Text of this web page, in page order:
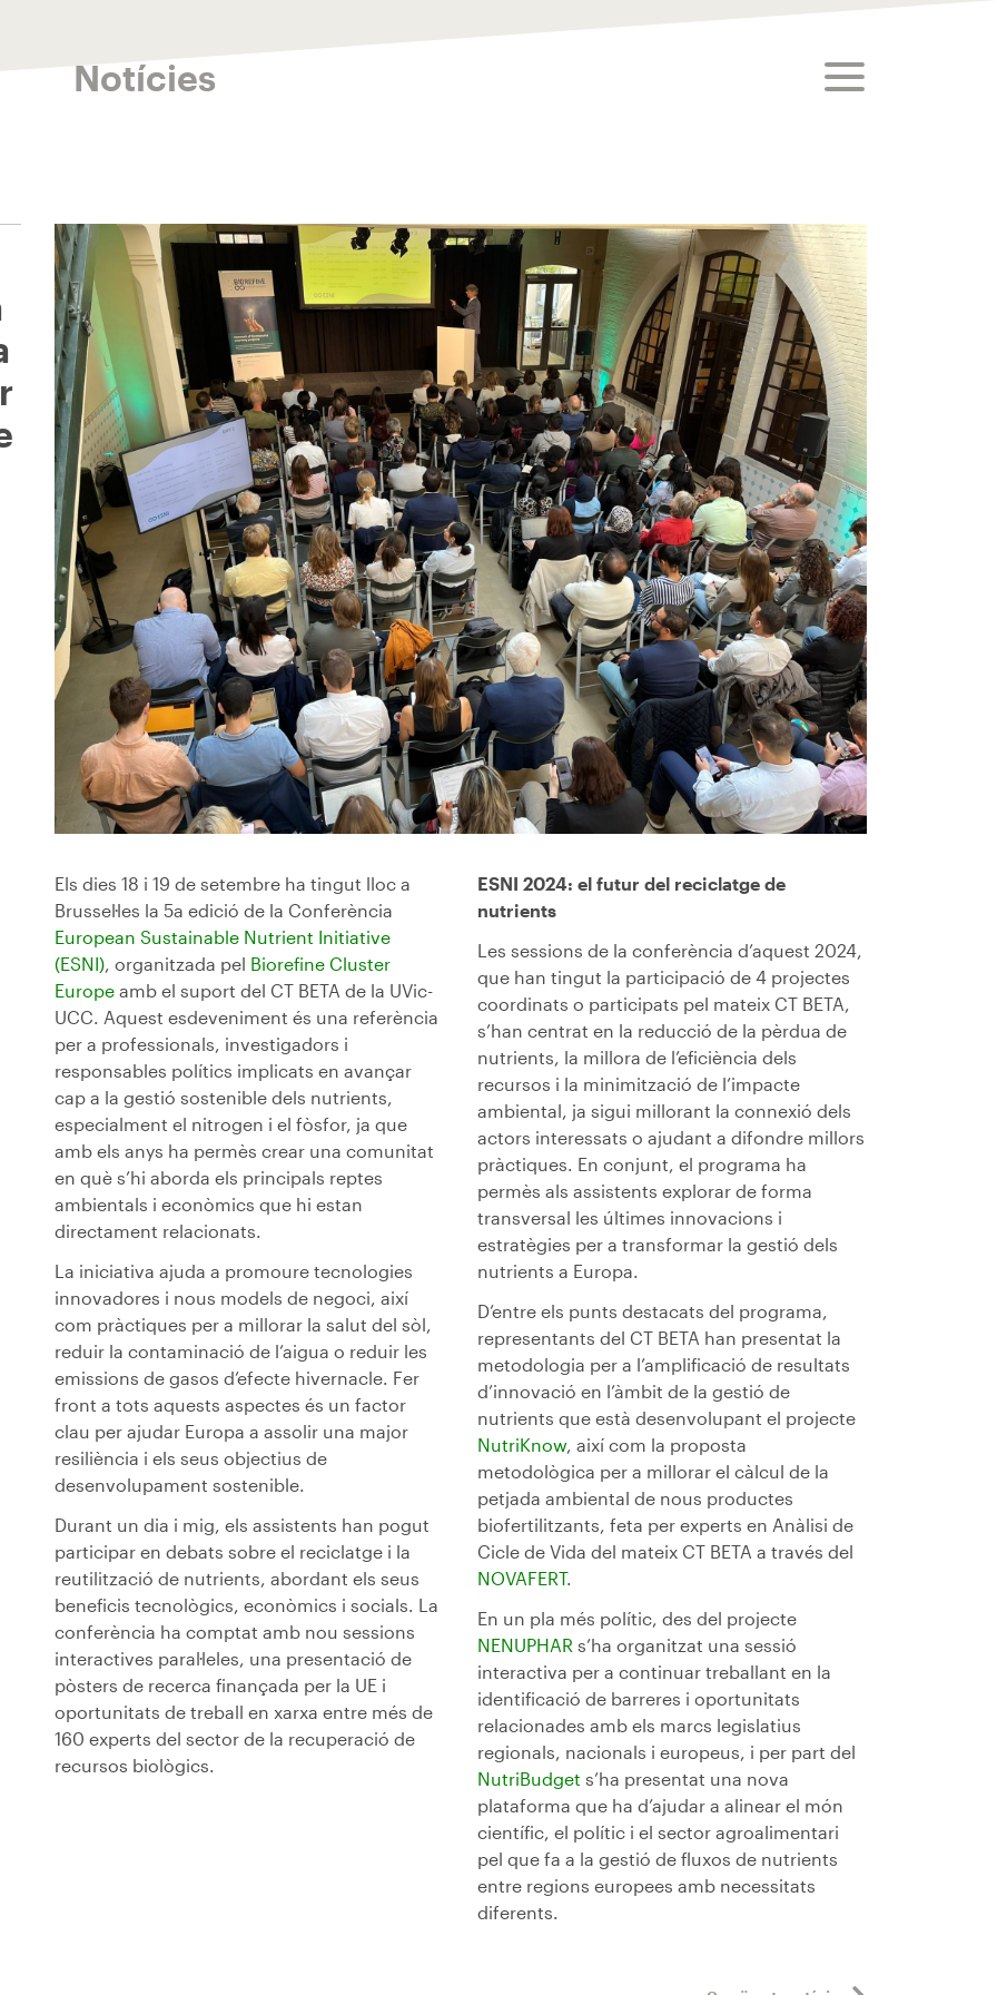
toggle menu
Notícies
Els dies 18 i 19 de setembre ha tingut lloc a
Brussel·les la 5a edició de la Conferència
European Sustainable Nutrient Initiative
(ESNI) , organitzada pel Biorefine Cluster
Europe amb el suport del CT BETA de la UVic-
UCC. Aquest esdeveniment és una referència
per a professionals, investigadors i
responsables polítics implicats en avançar
cap a la gestió sostenible dels nutrients,
especialment el nitrogen i el fòsfor, ja que
amb els anys ha permès crear una comunitat
en què s’hi aborda els principals reptes
ambientals i econòmics que hi estan
directament relacionats.
La iniciativa ajuda a promoure tecnologies
innovadores i nous models de negoci, així
com pràctiques per a millorar la salut del sòl,
reduir la contaminació de l’aigua o reduir les
emissions de gasos d’efecte hivernacle. Fer
front a tots aquests aspectes és un factor
clau per ajudar Europa a assolir una major
resiliència i els seus objectius de
desenvolupament sostenible.
Durant un dia i mig, els assistents han pogut
participar en debats sobre el reciclatge i la
reutilització de nutrients, abordant els seus
beneficis tecnològics, econòmics i socials. La
conferència ha comptat amb nou sessions
interactives paral·leles, una presentació de
pòsters de recerca finançada per la UE i
oportunitats de treball en xarxa entre més de
160 experts del sector de la recuperació de
recursos biològics.
ESNI 2024: el futur del reciclatge de
nutrients
Les sessions de la conferència d’aquest 2024,
que han tingut la participació de 4 projectes
coordinats o participats pel mateix CT BETA,
s’han centrat en la reducció de la pèrdua de
nutrients, la millora de l’eficiència dels
recursos i la minimització de l’impacte
ambiental, ja sigui millorant la connexió dels
actors interessats o ajudant a difondre millors
pràctiques. En conjunt, el programa ha
permès als assistents explorar de forma
transversal les últimes innovacions i
estratègies per a transformar la gestió dels
nutrients a Europa.
D’entre els punts destacats del programa,
representants del CT BETA han presentat la
metodologia per a l’amplificació de resultats
d’innovació en l’àmbit de la gestió de
nutrients que està desenvolupant el projecte
NutriKnow, així com la proposta
metodològica per a millorar el càlcul de la
petjada ambiental de nous productes
biofertilitzants, feta per experts en Anàlisi de
Cicle de Vida del mateix CT BETA a través del
NOVAFERT.
En un pla més polític, des del projecte
NENUPHAR s’ha organitzat una sessió
interactiva per a continuar treballant en la
identificació de barreres i oportunitats
relacionades amb els marcs legislatius
regionals, nacionals i europeus, i per part del
NutriBudget s’ha presentat una nova
plataforma que ha d’ajudar a alinear el món
científic, el polític i el sector agroalimentari
pel que fa a la gestió de fluxos de nutrients
entre regions europees amb necessitats
diferents.